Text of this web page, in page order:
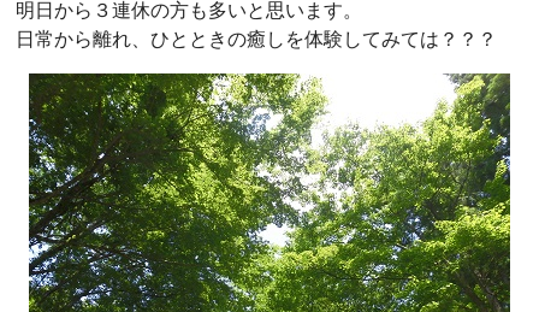
明日から３連休の方も多いと思います。
日常から離れ、ひとときの癒しを体験してみては？？？